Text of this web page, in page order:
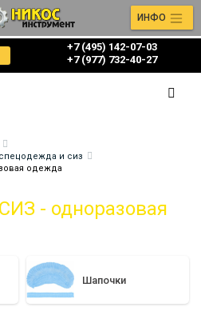
+7 (495) 142-07-03
‎‎+7 (977) 732-40-27
ИНФО
и сиз
одежда
- одноразовая
Шапочки